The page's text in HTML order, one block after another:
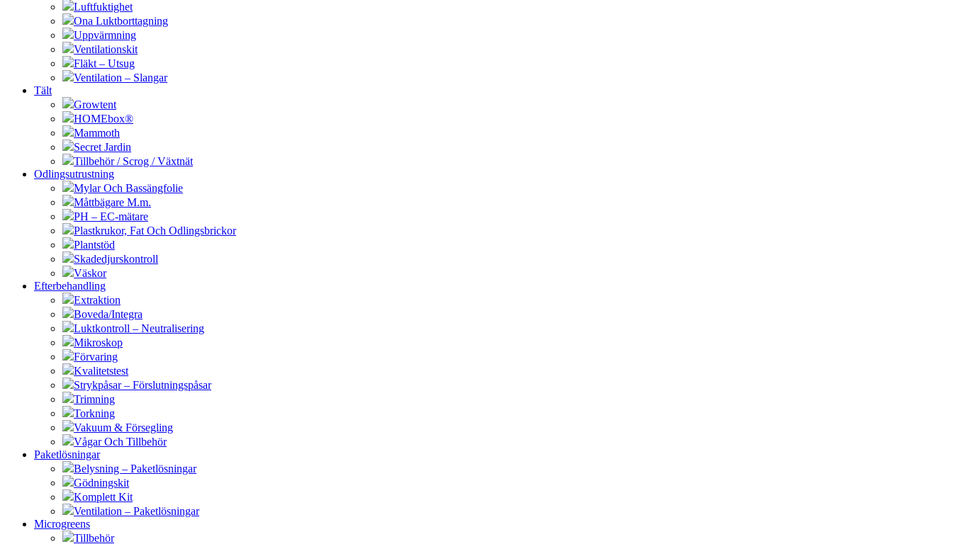
Luftfuktighet
Ona Luktborttagning
Uppvärmning
Ventilationskit
Fläkt – Utsug
Ventilation – Slangar
Tält
Growtent
HOMEbox®
Mammoth
Secret Jardin
Tillbehör / Scrog / Växtnät
Odlingsutrustning
Mylar Och Bassängfolie
Måttbägare M.m.
PH – EC-mätare
Plastkrukor, Fat Och Odlingsbrickor
Plantstöd
Skadedjurskontroll
Väskor
Efterbehandling
Extraktion
Boveda/Integra
Luktkontroll – Neutralisering
Mikroskop
Förvaring
Kvalitetstest
Strykpåsar – Förslutningspåsar
Trimning
Torkning
Vakuum & Försegling
Vågar Och Tillbehör
Paketlösningar
Belysning – Paketlösningar
Gödningskit
Komplett Kit
Ventilation – Paketlösningar
Microgreens
Tillbehör